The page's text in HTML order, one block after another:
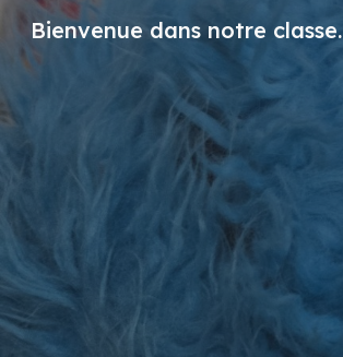
Bienvenue dans notre classe.